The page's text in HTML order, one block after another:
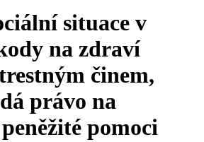
situace v
na zdraví
činem,
právo na
pomoci